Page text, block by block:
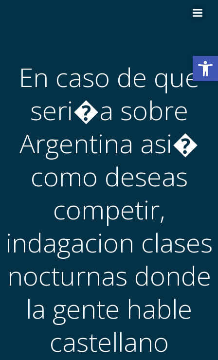
En caso de que
seri�a sobre
Argentina asi�
como deseas
competir,
indagacion clases
nocturnas donde
la gente hable
castellano